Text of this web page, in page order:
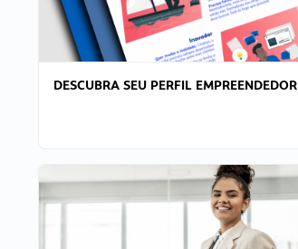
DESCUBRA SEU PERFIL EMPREENDEDOR